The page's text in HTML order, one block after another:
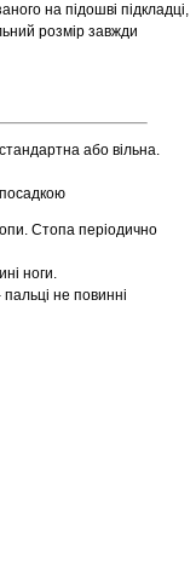
на підошві підкладці,
розмір завжди
або вільна.
Стопа періодично
ноги.
пальці не повинні